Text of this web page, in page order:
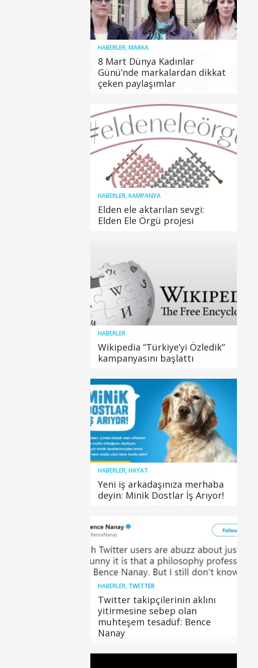
HABERLER,MARKA
8 Mart Dünya Kadınlar
Günü’nde markalardan dikkat
çeken paylaşımlar
HABERLER,KAMPANYA
Elden ele aktarılan sevgi:
Elden Ele Örgü projesi
HABERLER
Wikipedia “Türkiye’yi Özledik”
kampanyasını başlattı
HABERLER,HAYAT
Yeni iş arkadaşınıza merhaba
deyin: Minik Dostlar İş Arıyor!
HABERLER, TWITTER
Twitter takipçilerinin aklını
yitirmesine sebep olan
muhteşem tesadüf: Bence
Nanay